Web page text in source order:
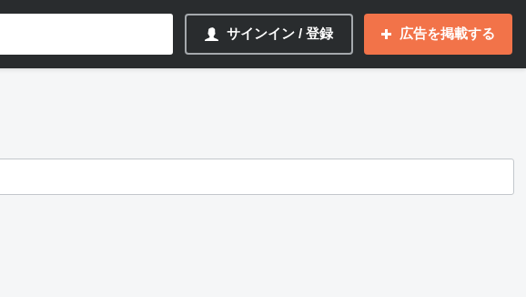
サインイン / 登録 広告を掲載する